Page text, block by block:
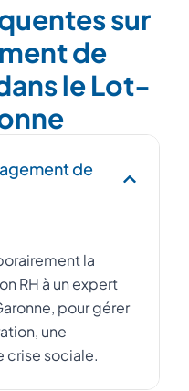
sur
de
le Lot-
de
la
RH à un expert
pour gérer
une
crise sociale.